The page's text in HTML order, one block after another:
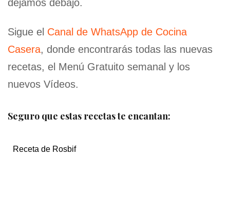
dejamos debajo.
Sigue el Canal de WhatsApp de Cocina
Casera, donde encontrarás todas las nuevas
recetas, el Menú Gratuito semanal y los
nuevos Vídeos.
Seguro que estas recetas te encantan:
Receta de Rosbif